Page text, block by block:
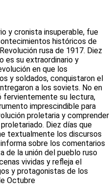
y cronista insuperable, fue
históricos de
rusa de 1917. Diez
es su extraordinario y
en que los
y soldados, conquistaron el
a los soviets. No en
fervientemente su lectura,
imprescindible para
proletaria y comprender
Diez días que
textualmente los discursos
sobre los comentarios
de la unión del pueblo ruso
vividas y refleja el
y protagonistas de los
Octubre